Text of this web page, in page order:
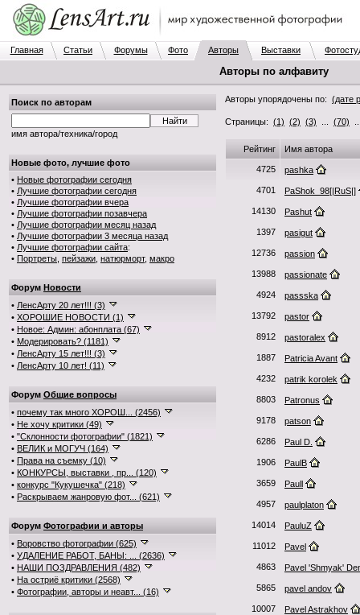
Главная Статьи Форумы Фото Авторы Выставки
Авторы по алфавиту
Поиск по авторам
имя автора/техника/город
Новые фото, лучшие фото
• Новые фотографии сегодня
• Лучшие фотографии сегодня
• Лучшие фотографии вчера
• Лучшие фотографии позавчера
• Лучшие фотографии месяц назад
• Лучшие фотографии 3 месяца назад
• Лучшие фотографии сайта:
• Портреты пейзажи натюрморт, макро
Форум Новости
• ЛенсАрту 20 лет!!! (3)
• ХОРОШИЕ НОВОСТИ (1)
• Новое: Админ: абонплата (67)
• Модерировать? (1181)
• ЛенсАрту 15 лет!!! (3)
• ЛенсАрту 10 лет! (11)
Форум Общие вопросы
• почему так много ХОРОШ... (2456)
• Не хочу критики (49)
• "Склонности фотографии" (1821)
• ВЕЛИК и МОГУЧ (164)
• Права на съемку (10)
• КОНКУРСЫ, выставки , пр... (120)
• конкурс "Кукушечка" (218)
• Раскрываем жанровую фот... (621)
Форум Фотографии и авторы
• Воровство фотографии (625)
• УДАЛЕНИЕ РАБОТ, БАНЫ: ... (2636)
• НАШИ ПОЗДРАВЛЕНИЯ (482)
• На остриё критики (2568)
• Фотографии, авторы и неавт... (16)
Авторы упорядочены по: (дате
Страницы: (1) (2) (3) (70)
Рейтинг Имя автора
4725 pashka
4701 PaShok_98[|RuS|]
14130 Pashut
1397 pasigut
12736 passion
13988 passionate
4924 passska
13792 pastor
8912 pastoralex
1887 Patricia Avant
4232 patrik korolek
8803 Patronus
9178 patson
6286 Paul D.
1906 PaulB
3659 Paull
4957 paulplaton
14014 PauluZ
11012 Pavel
4863 Pavel 'Shmyak'
5865 pavel andov
10007 Pavel Astrakhov